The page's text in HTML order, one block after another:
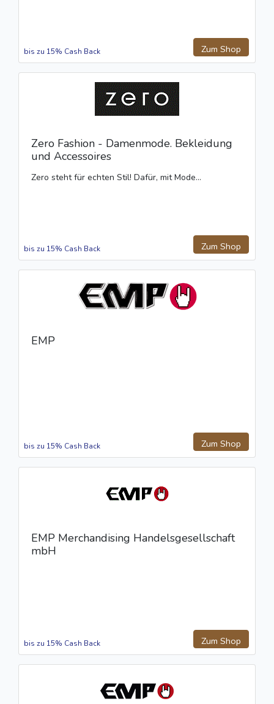
Zum Shop
bis zu 15% Cash Back
Zero Fashion - Damenmode. Bekleidung
und Accessoires
Zero steht für echten Stil! Dafür, mit Mode...
Zum Shop
bis zu 15% Cash Back
EMP
Zum Shop
bis zu 15% Cash Back
EMP Merchandising Handelsgesellschaft
mbH
Zum Shop
bis zu 15% Cash Back